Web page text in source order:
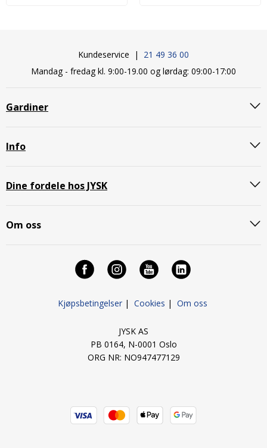
Kundeservice | 21 49 36 00
Mandag - fredag kl. 9:00-19.00 og lørdag: 09:00-17:00
Gardiner
Info
Dine fordele hos JYSK
Om oss
Kjøpsbetingelser| Cookies | Om oss
JYSK AS
PB 0164, N-0001 Oslo
ORG NR: NO947477129